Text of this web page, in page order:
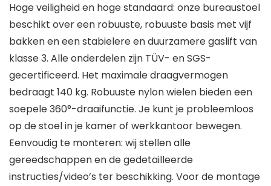
Hoge veiligheid en hoge standaard: onze bureaustoel
beschikt over een robuuste, robuuste basis met vijf
bakken en een stabielere en duurzamere gaslift van
klasse 3. Alle onderdelen zijn TÜV- en SGS-
gecertificeerd. Het maximale draagvermogen
bedraagt 140 kg. Robuuste nylon wielen bieden een
soepele 360°-draaifunctie. Je kunt je probleemloos
op de stoel in je kamer of werkkantoor bewegen.
Eenvoudig te monteren: wij stellen alle
gereedschappen en de gedetailleerde
instructies/video’s ter beschikking. Voor de montage